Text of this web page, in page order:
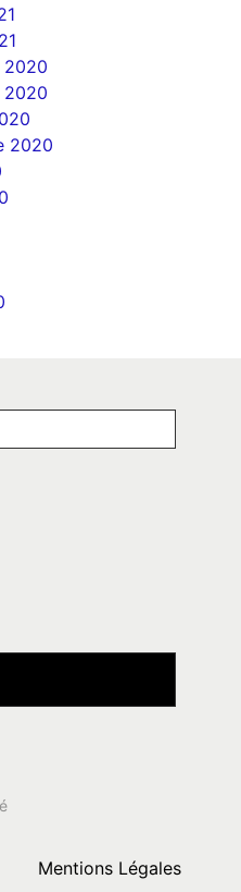
2020
2020
2020
Mentions Légales